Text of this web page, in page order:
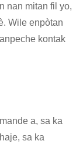
nan mitan fil yo,
Wile enpòtan
kontak
a, sa ka
sa ka